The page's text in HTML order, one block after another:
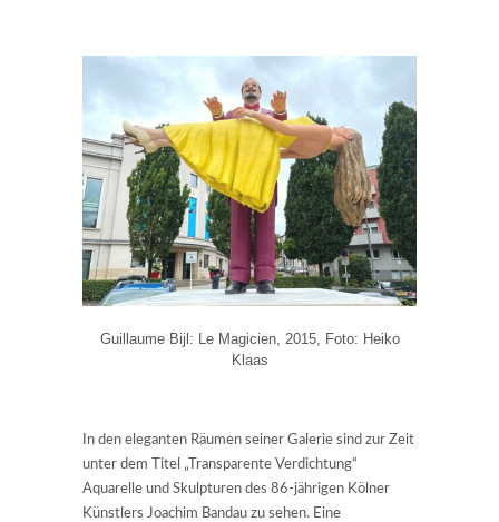
Guillaume Bijl: Le Magicien, 2015, Foto: Heiko
Klaas
In den eleganten Räumen seiner Galerie sind zur Zeit
unter dem Titel „Transparente Verdichtung“
Aquarelle und Skulpturen des 86-jährigen Kölner
Künstlers Joachim Bandau zu sehen. Eine